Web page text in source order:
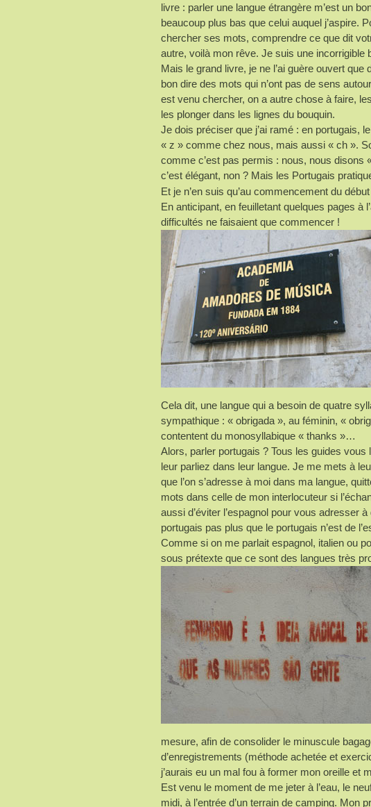
livre : parler une langue étrangère m’est un
beaucoup plus bas que celui auquel j’aspire.
chercher ses mots, comprendre ce que dit
autre, voilà mon rêve. Je suis une incorrigible
Mais le grand livre, je ne l’ai guère ouvert
bon dire des mots qui n’ont pas de sens
est venu chercher, on a autre chose à faire,
les plonger dans les lignes du bouquin.
Je dois préciser que j’ai ramé : en portugais,
« z » comme chez nous, mais aussi « ch ».
comme c’est pas permis : nous, nous disons
c’est élégant, non ? Mais les Portugais
Et je n’en suis qu’au commencement du
En anticipant, en feuilletant quelques pages à
difficultés ne faisaient que commencer !
Cela dit, une langue qui a besoin de quatre
sympathique : « obrigada », au féminin, «
contentent du monosyllabique « thanks »…
Alors, parler portugais ? Tous les guides
leur parliez dans leur langue. Je me mets à
que l’on s’adresse à moi dans ma langue,
mots dans celle de mon interlocuteur si
aussi d’éviter l’espagnol pour vous adresser
portugais pas plus que le portugais n’est de
Comme si on me parlait espagnol, italien ou
sous prétexte que ce sont des langues très
mesure, afin de consolider le minuscule
d’enregistrements (méthode achetée et
j’aurais eu un mal fou à former mon oreille et
Est venu le moment de me jeter à l’eau, le
midi, à l’entrée d’un terrain de camping.